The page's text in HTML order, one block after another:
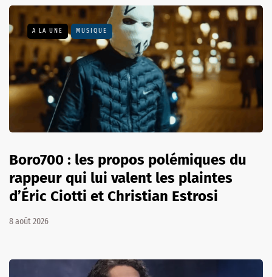
A LA UNE MUSIQUE
Boro700 : les propos polémiques du
rappeur qui lui valent les plaintes
d’Éric Ciotti et Christian Estrosi
8 août 2026